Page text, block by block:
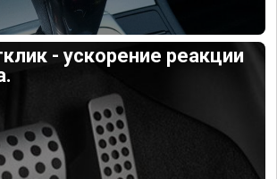
- ускорение реакции